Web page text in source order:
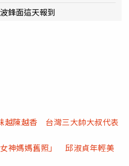
鋒面這天報到
越陳越香 台灣三大帥大叔代表
神媽媽舊照」 邱淑貞年輕美